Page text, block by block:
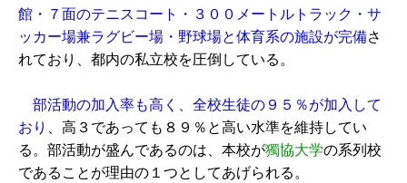
館・７面のテニスコート・３００メートルトラック・サ
ッカー場兼ラグビー場・野球場と体育系の施設が完備さ
れており、都内の私立校を圧倒している。
部活動の加入率も高く、全校生徒の９５％が加入して
おり
、高３であっても８９％と高い水準を維持してい
る。部活動が盛んであるのは、本校が獨協大学の系列校
であることが理由の１つとしてあげられる。